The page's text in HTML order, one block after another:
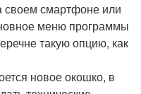
своем смартфоне или
меню программы
такую опцию, как
новое окошко, в